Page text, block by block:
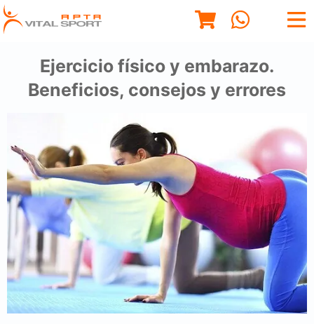
Ejercicio físico y embarazo.
Beneficios, consejos y errores